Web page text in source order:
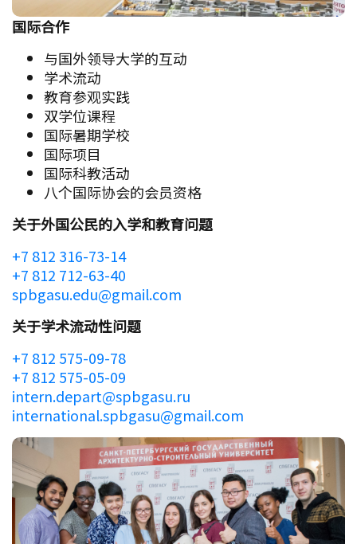
国际合作
与国外领导大学的互动
学术流动
教育参观实践
双学位课程
国际暑期学校
国际项目
国际科教活动
八个国际协会的会员资格
关于外国公民的入学和教育问题
+7 812 316-73-14
+7 812 712-63-40
spbgasu.edu@gmail.com
关于学术流动性问题
+7 812 575-09-78
+7 812 575-05-09
intern.depart@spbgasu.ru
international.spbgasu@gmail.com